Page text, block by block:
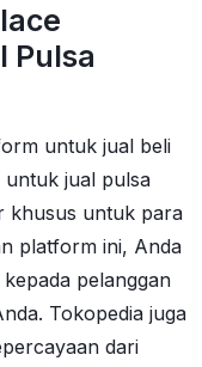
Pulsa
untuk jual beli
untuk jual pulsa
khusus untuk para
platform ini, Anda
pelanggan
Tokopedia juga
dari